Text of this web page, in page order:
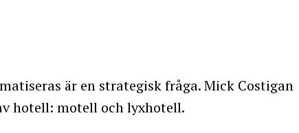
är en strategisk fråga. Mick Costigan
hotell: motell och lyxhotell.